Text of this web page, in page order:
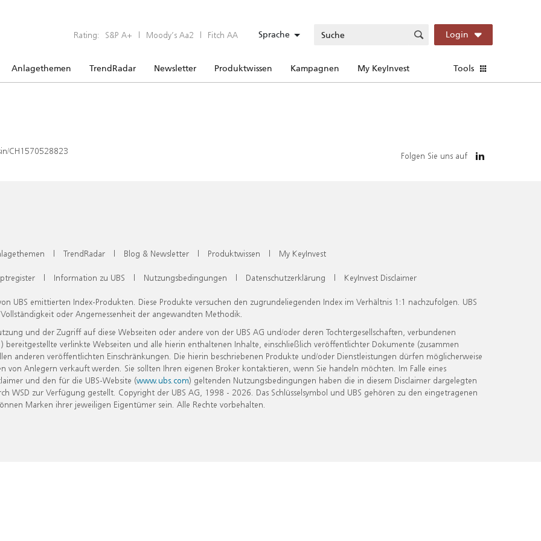
Rating: S&P A+ | Moody’s Aa2 | Fitch AA Sprache Login
Anlagethemen TrendRadar Newsletter Produktwissen Kampagnen My KeyInvest Tools
CH1570528823 Folgen Sie uns auf
| TrendRadar | Blog & Newsletter | Produktwissen | My KeyInvest
| Information zu UBS | Nutzungsbedingungen | Datenschutzerklärung | KeyInvest Disclaimer
UBS emittierten Index-Produkten. Diese Produkte versuchen den zugrundeliegenden Index im Verhältnis 1:1 nachzufolgen. UBS
oder Angemessenheit der angewandten Methodik.
und der Zugriff auf diese Webseiten oder andere von der UBS AG und/oder deren Tochtergesellschaften, verbundenen
verlinkte Webseiten und alle hierin enthaltenen Inhalte, einschließlich veröffentlichter Dokumente (zusammen
anderen veröffentlichten Einschränkungen. Die hierin beschriebenen Produkte und/oder Dienstleistungen dürfen möglicherweise
Anlegern verkauft werden. Sie sollten Ihren eigenen Broker kontaktieren, wenn Sie handeln möchten. Im Falle eines
und den für die UBS-Website (www.ubs.com) geltenden Nutzungsbedingungen haben die in diesem Disclaimer dargelegten
zur Verfügung gestellt. Copyright der UBS AG, 1998 - 2026. Das Schlüsselsymbol und UBS gehören zu den eingetragenen
Marken ihrer jeweiligen Eigentümer sein. Alle Rechte vorbehalten.